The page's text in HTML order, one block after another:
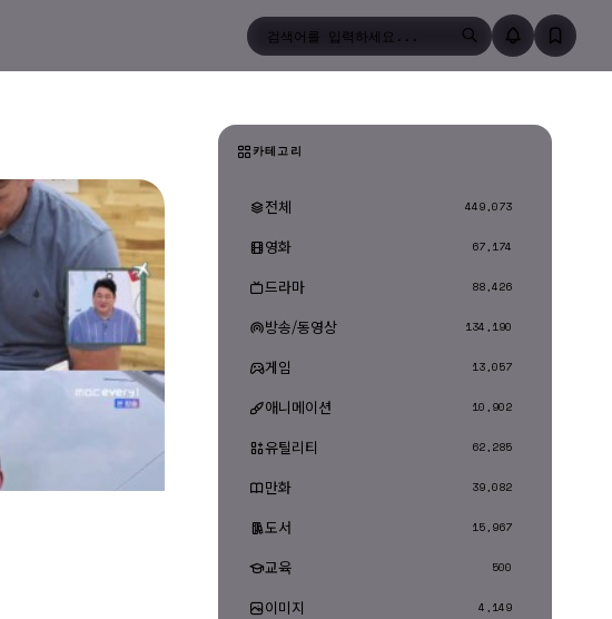
검색
카테고리
전체 449,073
영화 67,174
드라마 88,426
방송/동영상 134,190
게임 13,057
애니메이션 10,902
유틸리티 62,285
만화 39,082
도서 15,967
교육 500
이미지 4,149